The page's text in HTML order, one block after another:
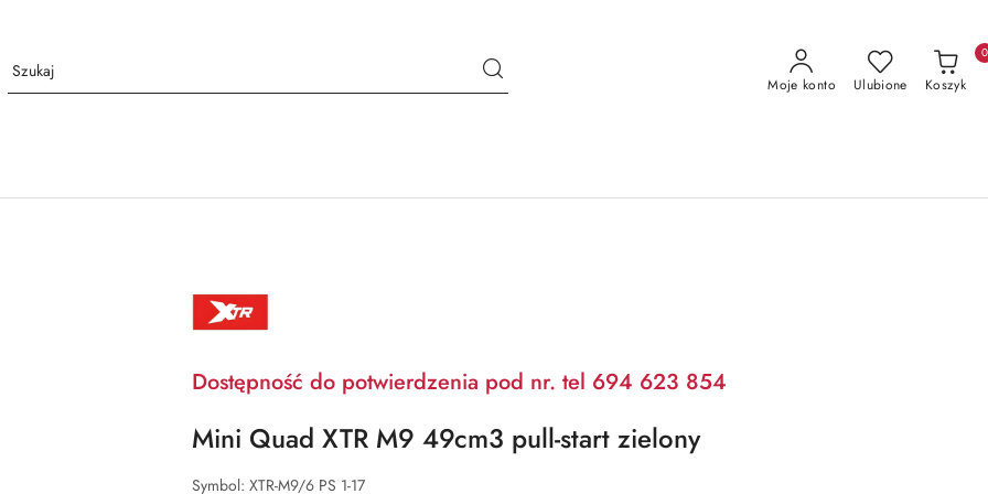
Moje konto Ulubione Koszyk
0
Dostępność do potwierdzenia pod nr. tel 694 623 854
Mini Quad XTR M9 49cm3 pull-start zielony
Symbol: XTR-M9/6 PS 1-17